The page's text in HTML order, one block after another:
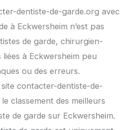
dentiste-de-garde.org avec
à Eckwersheim n’est pas
de garde, chirurgien-
à Eckwersheim peu
ou des erreurs.
site contacter-dentiste-de-
classement des meilleurs
de garde sur Eckwersheim.